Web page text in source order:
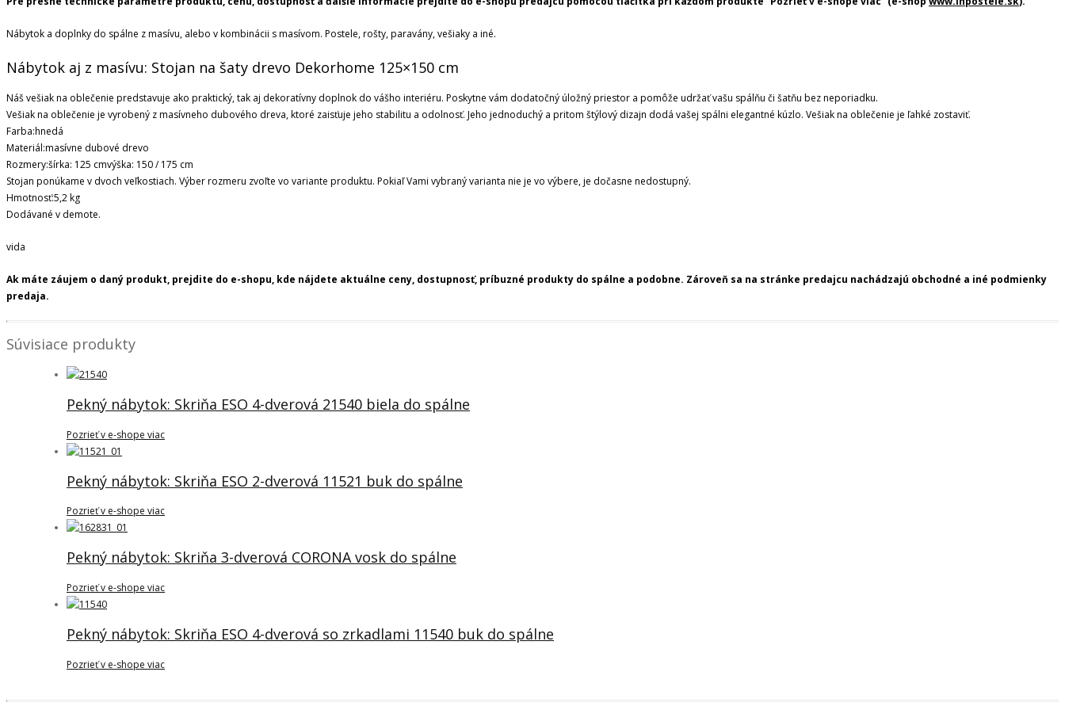
Nábytok a doplnky do spálne z masívu, alebo v kombinácii s masívom. Postele, rošty, paravány, vešiaky a iné.
Nábytok aj z masívu: Stojan na šaty drevo Dekorhome 125×150 cm
Náš vešiak na oblečenie predstavuje ako praktický, tak aj dekoratívny doplnok do vášho interiéru. Poskytne vám dodatočný úložný priestor a pomôže udržať vašu spálňu či šatňu bez neporiadku.
Vešiak na oblečenie je vyrobený z masívneho dubového dreva, ktoré zaisťuje jeho stabilitu a odolnosť. Jeho jednoduchý a pritom štýlový dizajn dodá vašej spálni elegantné kúzlo. Vešiak na oblečenie je ľahké zostaviť.
Farba:hnedá
Materiál:masívne dubové drevo
Rozmery:šírka: 125 cmvýška: 150 / 175 cm
Stojan ponúkame v dvoch veľkostiach. Výber rozmeru zvoľte vo variante produktu. Pokiaľ Vami vybraný varianta nie je vo výbere, je dočasne nedostupný.
Hmotnosť:5,2 kg
Dodávané v demote.
vida
Ak máte záujem o daný produkt, prejdite do e-shopu, kde nájdete aktuálne ceny, dostupnosť, príbuzné produkty do spálne a podobne. Zároveň sa na stránke predajcu nachádzajú obchodné a iné podmienky
predaja.
Súvisiace produkty
Pekný nábytok: Skriňa ESO 4-dverová 21540 biela do spálne
Pozrieť v e-shope viac
Pekný nábytok: Skriňa ESO 2-dverová 11521 buk do spálne
Pozrieť v e-shope viac
Pekný nábytok: Skriňa 3-dverová CORONA vosk do spálne
Pozrieť v e-shope viac
Pekný nábytok: Skriňa ESO 4-dverová so zrkadlami 11540 buk do spálne
Pozrieť v e-shope viac